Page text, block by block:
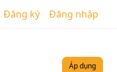
Đăng ký Đăng nhập
Áp dụng